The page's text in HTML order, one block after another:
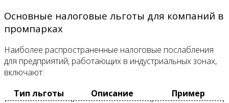
Основные налоговые льготы для компаний в
промпарках
Наиболее распространенные налоговые послабления
для предприятий, работающих в индустриальных зонах,
включают:
Тип льготы
Описание Пример